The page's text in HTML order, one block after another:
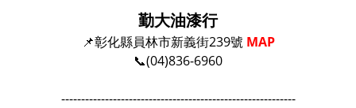
勤大油漆行
📌彰化縣員林市新義街239號 MAP
📞(04)836-6960
-----------------------------------------------------------